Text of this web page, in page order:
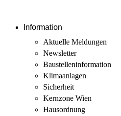
Information
Aktuelle Meldungen
Newsletter
Baustellen­information
Klimaanlagen
Sicherheit
Kernzone Wien
Hausordnung